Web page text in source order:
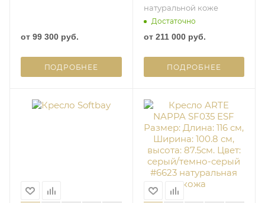
от 99 300 руб.
ПОДРОБНЕЕ
натуральной коже
Достаточно
от 211 000 руб.
ПОДРОБНЕЕ